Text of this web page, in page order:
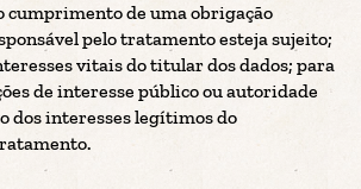
cumprimento de uma obrigação
pelo tratamento esteja sujeito;
vitais do titular dos dados; para
de interesse público ou autoridade
dos interesses legítimos do